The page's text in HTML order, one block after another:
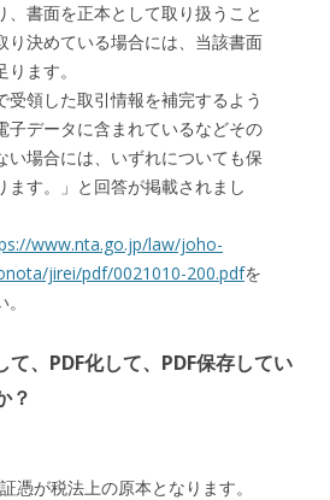
、書面を正本として取り扱うこと
り決めている場合には、当該書面
ます。
受領した取引情報を補完するよう
子データに含まれているなどその
い場合には、いずれについても保
ます。」と回答が掲載されまし
www.nta.go.jp/law/joho-
jirei/pdf/0021010-200.pdfを
、PDF化して、PDF保存してい
？
憑が税法上の原本となります。